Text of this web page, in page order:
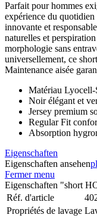
Parfait pour hommes
expérience du
innovante et
naturelles et
morphologie sans
universellement, ce
Maintenance aisée
Matériau
Noir élégant et
Jersey premium
Regular Fit
Absorption
Eigenschaften
Eigenschaften ansehen
Fermer menu
Eigenschaften "short
Réf. d'article
Propriétés de lavage